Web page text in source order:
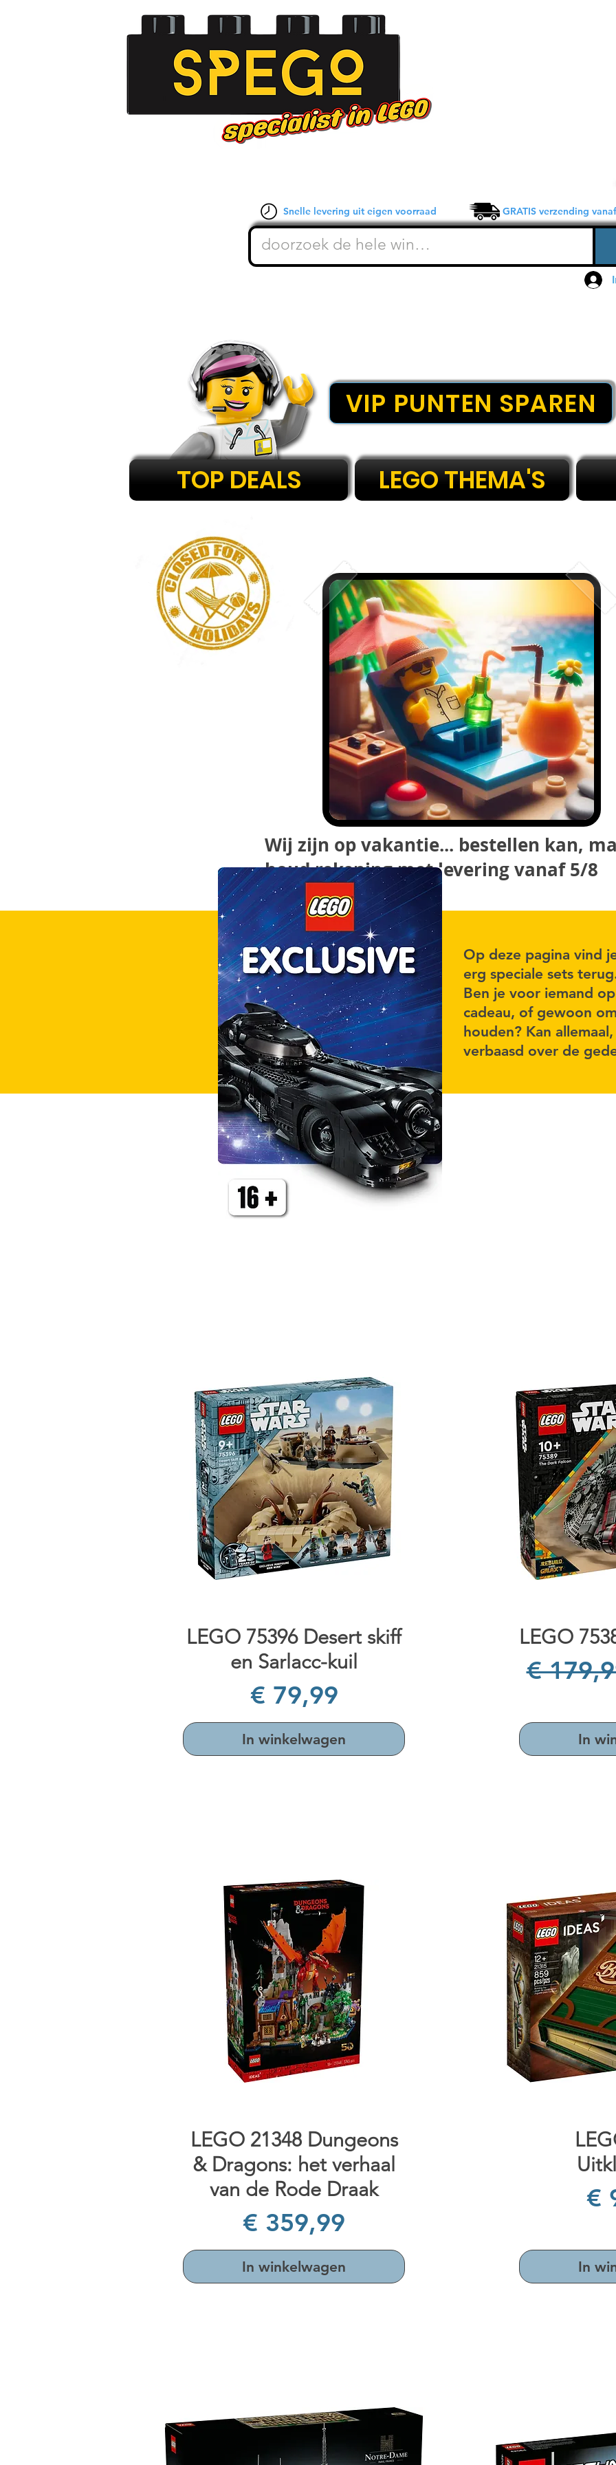
Snelle levering uit eigen voorraad GRATIS verzending vanaf
VIP PUNTEN SPAREN
TOP DEALS LEGO THEMA'S
Wij zijn op vakantie... bestellen kan,
houd rekening met levering vanaf 5/8
Snel overzicht
LEGO 75396 Desert skiff
en Sarlacc-kuil
Prijs
€ 79,99
In winkelwagen
LEGO
€
In
Snel overzicht
LEGO 21348 Dungeons
& Dragons: het verhaal
van de Rode Draak
Prijs
€ 359,99
In winkelwagen
€
In
Op deze pagina vind
erg speciale sets
Ben je voor iemand
cadeau, of gewoon
houden? Kan
verbaasd over de